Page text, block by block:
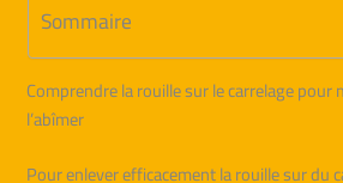
Sommaire
Comprendre la rouille sur le carrelage pour
l’abîmer
Pour enlever efficacement la rouille sur du